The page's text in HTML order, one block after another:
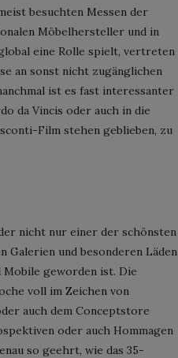
besuchten Messen der
Möbelhersteller und in
eine Rolle spielt, vertreten
an sonst nicht zugänglichen
ist es fast interessanter
da Vincis oder auch in die
Film stehen geblieben, zu
nicht nur einer der schönsten
und besonderen Läden
geworden ist. Die
voll im Zeichen von
auch dem Conceptstore
oder auch Hommagen
so geehrt, wie das 35-